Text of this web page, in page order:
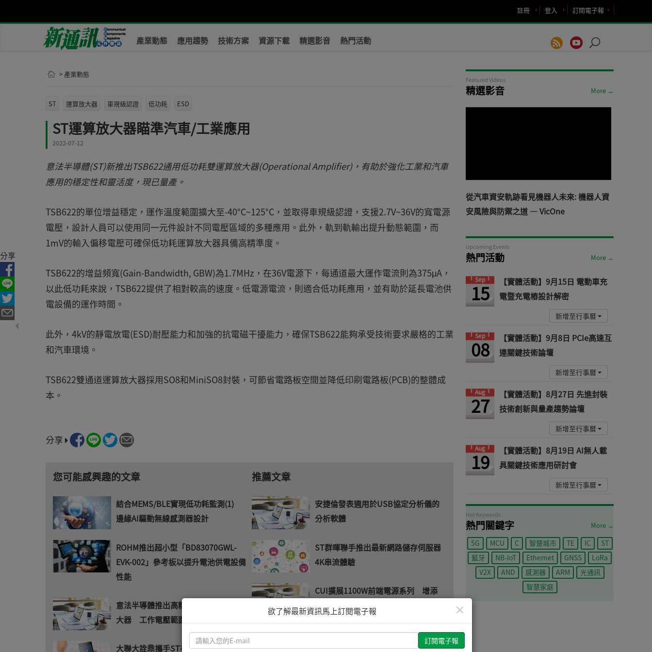
訂閱電子報
登入
註冊
產業動態 應用趨勢 技術方案 資源下載 精選影音 熱門活動
> 產業動態
ST 運算放大器 車規級認證 低功耗 ESD
ST運算放大器瞄準汽車/工業應用
2022-07-12
意法半導體(ST)新推出TSB622通用低功耗雙運算放大器(Operational Amplifier)，有助於強化工業和汽車
應用的穩定性和靈活度，現已量產。
TSB622的單位增益穩定，運作溫度範圍擴大至-40°C~125°C，並取得車規級認證，支援2.7V~36V的寬電源
電壓，設計人員可以使用同一元件設計不同電壓區域的多種應用。此外，軌到軌輸出提升動態範圍，而
1mV的輸入偏移電壓可確保低功耗運算放大器具備高精準度。
TSB622的增益頻寬(Gain-Bandwidth, GBW)為1.7MHz，在36V電源下，每通道最大運作電流則為375μA，
以此低功耗來說，TSB622提供了相對較高的速度。低電源電流，則適合低功耗應用，並有助於延長電池供
電設備的運作時間。
此外，4kV的靜電放電(ESD)耐壓能力和加強的抗電磁干擾能力，確保TSB622能夠承受技術要求嚴格的工業
和汽車環境。
TSB622雙通道運算放大器採用SO8和MiniSO8封裝，可節省電路板空間並降低印刷電路板(PCB)的整體成
本。
分享
您可能感興趣的文章
結合MEMS/BLE實現低功耗監測(1)
邊緣AI驅動無線感測器設計
ROHM推出超小型「BD83070GWL-
EVK-002」參考板以提升電池供電設備
性能
意法半導體推出高精度TSB192運算放
大器 工作電壓範圍4V至36V
大聯大詮鼎攜手ST布局飛行汽車市
推薦文章
安捷倫發表適用於USB協定分析儀的
分析軟體
ST群暉聯手推出最新網路儲存伺服器
4K串流體驗
CUI擴展1100W前端電源系列 增添
DC輸入版本
SGS舉辦CEC節能驗證標準暨EuP指令
執行趨勢研討會
Featured Videos
精選影音 More →
從汽車資安軌跡看見機器人未來: 機器人資
安風險與防禦之道 — VicOne
Upcoming Events
熱門活動 More →
Sep
15
【實體活動】9月15日 電動車充
電暨充電樁設計解密
新增至行事曆
Sep
08
【實體活動】9月8日 PCIe高速互
連關鍵技術論壇
新增至行事曆
Aug
27
【實體活動】8月27日 先進封裝
技術創新與量產趨勢論壇
新增至行事曆
Aug
19
【實體活動】8月19日 AI無人載
具關鍵技術應用研討會
新增至行事曆
Hot Keywords
熱門關鍵字 More →
5G MCU C 智慧城市 TE IC
ST
藍牙
NB-IoT Ethernet GNSS
LoRa
V2X
AND 感測器 ARM
光通訊
智慧家庭
分享
×
欲了解最新資訊馬上訂閱電子報
輸